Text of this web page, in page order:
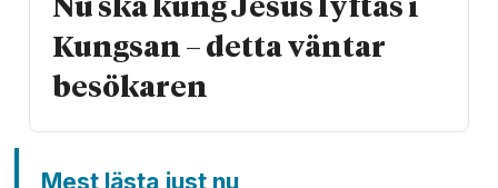
Nu ska kung Jesus lyftas i
Kungsan – detta väntar
besökaren
Mest lästa just nu